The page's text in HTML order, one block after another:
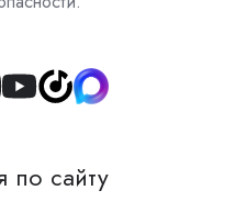
Join
Slack
по сайту